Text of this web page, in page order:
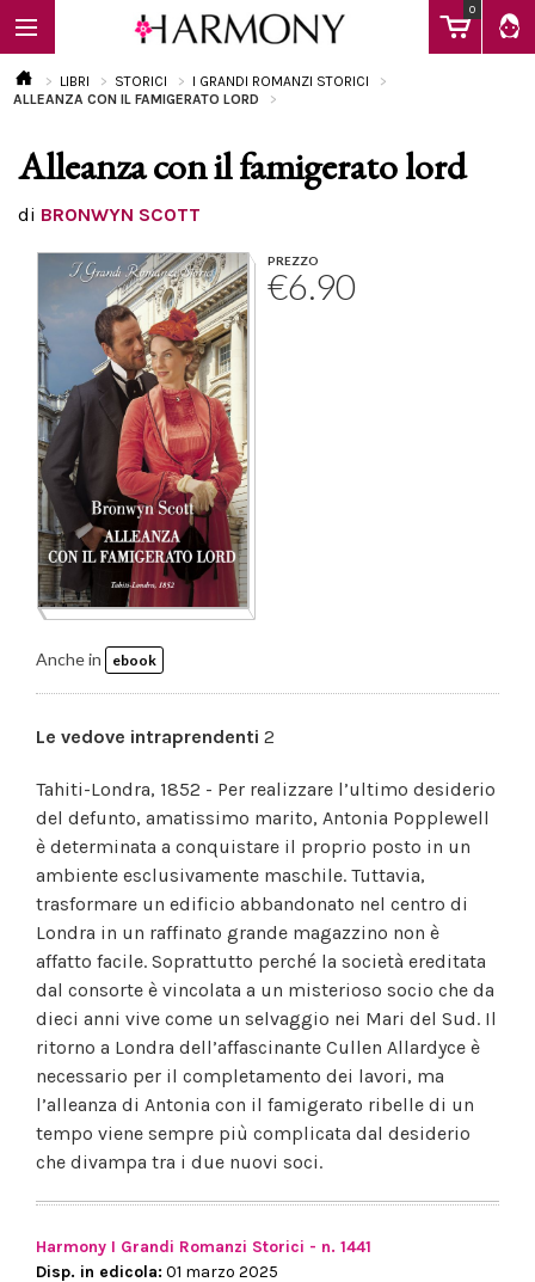
0
EBOOK
Calendario
FAQ
LIBRI STORICI
I GRANDI ROMANZI STORICI
ALLEANZA CON IL FAMIGERATO LORD
Alleanza con il famigerato lord
di BRONWYN SCOTT
PREZZO
€6.90
Anche in ebook
Le vedove intraprendenti 2
Tahiti-Londra, 1852 - Per realizzare l’ultimo desiderio
del defunto, amatissimo marito, Antonia Popplewell
è determinata a conquistare il proprio posto in un
ambiente esclusivamente maschile. Tuttavia,
trasformare un edificio abbandonato nel centro di
Londra in un raffinato grande magazzino non è
affatto facile. Soprattutto perché la società ereditata
dal consorte è vincolata a un misterioso socio che da
dieci anni vive come un selvaggio nei Mari del Sud. Il
ritorno a Londra dell’affascinante Cullen Allardyce è
necessario per il completamento dei lavori, ma
l’alleanza di Antonia con il famigerato ribelle di un
tempo viene sempre più complicata dal desiderio
che divampa tra i due nuovi soci.
Harmony I Grandi Romanzi Storici - n. 1441
Disp. in edicola: 01 marzo 2025